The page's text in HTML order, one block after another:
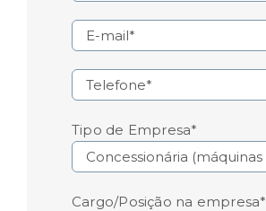
Tipo de Empresa*
Cargo/Posição na empresa*